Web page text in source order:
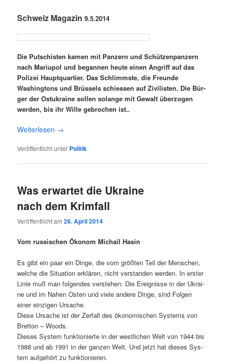
Schweiz Maga­zin 9.5.2014
Die Put­schis­ten kamen mit Pan­zern und Schüt­zen­pan­zern
nach Mariu­pol und began­nen heu­te einen Angriff auf das
Poli­zei Haupt­quar­tier. Das Schlimms­te, die Freun­de
Washing­tons und Brüs­sels schies­sen auf Zivi­lis­ten. Die Bür­
ger der Ost­ukrai­ne sol­len solan­ge mit Gewalt über­zo­gen
wer­den, bis ihr Wil­le gebro­chen ist..
Wei­ter­le­sen →
Veröffentlicht unter Politik
Was erwartet die Ukraine
nach dem Krimfall
Veröffentlicht am26. April 2014
Vom rus­si­schen Öko­nom Michail Hasin
Es gibt ein paar ein Din­ge, die vom größ­ten Teil der Men­schen,
wel­che die Situa­ti­on erklä­ren, nicht ver­stan­den wer­den. In ers­ter
Linie muß man fol­gen­des ver­ste­hen: Die Ereig­nis­se in der Ukrai­
ne und im Nahen Osten und vie­le ande­re Din­ge, sind Fol­gen
einer ein­zi­gen Ursache.
Die­se Ursa­che ist der Zer­fall des öko­no­mi­schen Sys­tems von
Bret­ton – Woods.
Die­ses Sys­tem funk­tio­nier­te in der west­li­chen Welt von 1944 bis
1988 und ab 1991 in der gan­zen Welt. Und jetzt hat die­ses Sys­
tem auf­ge­hört zu funktionieren.